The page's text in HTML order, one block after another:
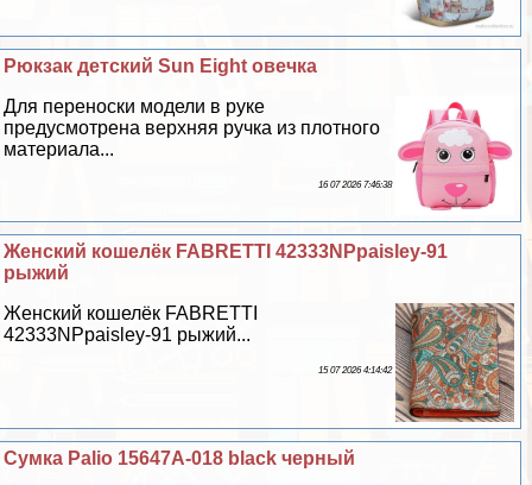
Рюкзак детский Sun Eight овечка
Для переноски модели в руке
предусмотрена верхняя ручка из плотного
материала...
16 07 2026 7:46:38
Женский кошелёк FABRETTI 42333NPpaisley-91
рыжий
Женский кошелёк FABRETTI
42333NPpaisley-91 рыжий...
15 07 2026 4:14:42
Сумка Palio 15647A-018 black черный